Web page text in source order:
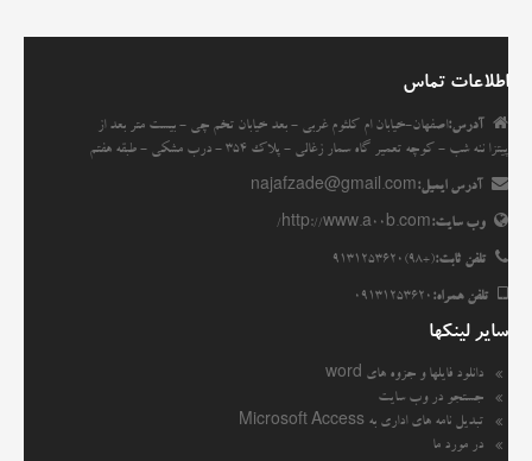
اطلاعات تماس
آدرس:اصفهان-خیابان ام کلثوم غربی - بعد خیابان تخم چی - بیست متر بعد از
پیتزا ننه شب - کوچه تعمیر گاه سمار زغالی - پلاک 354 - درب مشکی - طبقه هفتم
آدرس ایمیل:najafzade@gmail.com
وب سایت:http://www.a00b.com/
تلفن ثابت:(+98)9131253620
تلفن همراه: 09131253620
سایر لینکها
دانلود فایلها و جزوه های word
جستجو در وب سایت
تبدیل نامه های اداری به Microsoft Access
در مورد ما